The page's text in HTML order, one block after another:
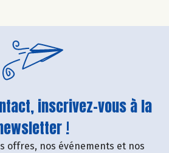
inscrivez-vous à la
!
offres, nos événements et nos